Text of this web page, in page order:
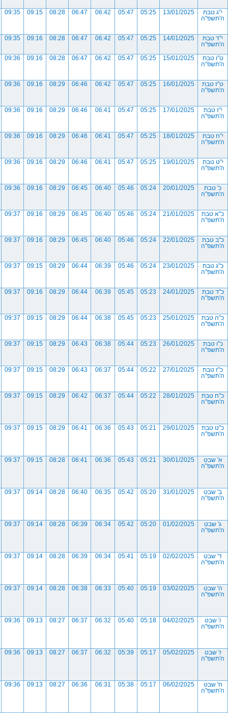
י"ג טבת
ה'תשפ"ה
13/01/2025
05:25
05:47
06:42
06:47
08:28
09:15
09:35
י"ד טבת
ה'תשפ"ה
14/01/2025
05:25
05:47
06:42
06:47
08:28
09:16
09:35
ט"ו טבת
ה'תשפ"ה
15/01/2025
05:25
05:47
06:42
06:47
08:28
09:16
09:36
ט"ז טבת
ה'תשפ"ה
16/01/2025
05:25
05:47
06:42
06:46
08:29
09:16
09:36
י"ז טבת
ה'תשפ"ה
17/01/2025
05:25
05:47
06:41
06:46
08:29
09:16
09:36
י"ח טבת
ה'תשפ"ה
18/01/2025
05:25
05:47
06:41
06:46
08:29
09:16
09:36
י"ט טבת
ה'תשפ"ה
19/01/2025
05:25
05:47
06:41
06:46
08:29
09:16
09:36
כ' טבת
ה'תשפ"ה
20/01/2025
05:24
05:46
06:40
06:45
08:29
09:16
09:36
כ"א טבת
ה'תשפ"ה
21/01/2025
05:24
05:46
06:40
06:45
08:29
09:16
09:37
כ"ב טבת
ה'תשפ"ה
22/01/2025
05:24
05:46
06:40
06:45
08:29
09:16
09:37
כ"ג טבת
ה'תשפ"ה
23/01/2025
05:24
05:46
06:39
06:44
08:29
09:15
09:37
כ"ד טבת
ה'תשפ"ה
24/01/2025
05:23
05:45
06:39
06:44
08:29
09:16
09:37
כ"ה טבת
ה'תשפ"ה
25/01/2025
05:23
05:45
06:38
06:44
08:29
09:15
09:37
כ"ו טבת
ה'תשפ"ה
26/01/2025
05:23
05:44
06:38
06:43
08:29
09:15
09:37
כ"ז טבת
ה'תשפ"ה
27/01/2025
05:22
05:44
06:37
06:43
08:29
09:15
09:37
כ"ח טבת
ה'תשפ"ה
28/01/2025
05:22
05:44
06:37
06:42
08:29
09:15
09:37
כ"ט טבת
ה'תשפ"ה
29/01/2025
05:21
05:43
06:36
06:41
08:29
09:15
09:37
א' שבט
ה'תשפ"ה
30/01/2025
05:21
05:43
06:36
06:41
08:28
09:15
09:37
ב' שבט
ה'תשפ"ה
31/01/2025
05:20
05:42
06:35
06:40
08:28
09:14
09:37
ג' שבט
ה'תשפ"ה
01/02/2025
05:20
05:42
06:34
06:39
08:28
09:14
09:37
ד' שבט
ה'תשפ"ה
02/02/2025
05:19
05:41
06:34
06:39
08:28
09:14
09:37
ה' שבט
ה'תשפ"ה
03/02/2025
05:19
05:40
06:33
06:38
08:28
09:14
09:37
ו' שבט
ה'תשפ"ה
04/02/2025
05:18
05:40
06:32
06:37
08:27
09:13
09:36
ז' שבט
ה'תשפ"ה
05/02/2025
05:17
05:39
06:32
06:37
08:27
09:13
09:36
ח' שבט
ה'תשפ"ה
06/02/2025
05:17
05:38
06:31
06:36
08:27
09:13
09:36